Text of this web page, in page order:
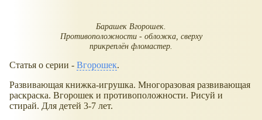
Барашек Вгорошек.
Противоположности - обложка, сверху
прикреплён фломастер.
Статья о серии - Вгорошек.
Развивающая книжка-игрушка. Многоразовая развивающая
раскраска. Вгорошек и противоположности. Рисуй и
стирай. Для детей 3-7 лет.